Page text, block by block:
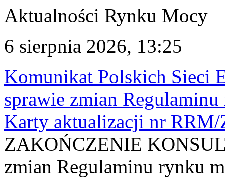
Aktualności Rynku Mocy
6 sierpnia 2026, 13:25
Komunikat Polskich Sieci
sprawie zmian
Karty aktualizacji nr
ZAKOŃCZENIE
zmian Regulaminu rynku